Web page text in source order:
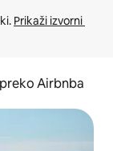
Prikaži izvorni
Airbnba